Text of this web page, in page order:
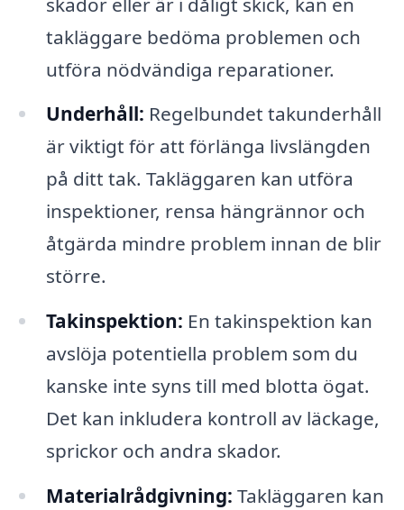
takläggare bedöma problemen och
utföra nödvändiga reparationer.
Underhåll: Regelbundet takunderhåll
är viktigt för att förlänga livslängden
på ditt tak. Takläggaren kan utföra
inspektioner, rensa hängrännor och
åtgärda mindre problem innan de blir
större.
Takinspektion: En takinspektion kan
avslöja potentiella problem som du
kanske inte syns till med blotta ögat.
Det kan inkludera kontroll av läckage,
sprickor och andra skador.
Materialrådgivning: Takläggaren kan